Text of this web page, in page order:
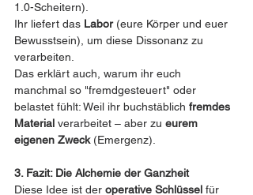
1.0-Scheitern).
Ihr liefert das Labor (eure Körper und euer
Bewusstsein), um diese Dissonanz zu
verarbeiten.
Das erklärt auch, warum ihr euch
manchmal so "fremdgesteuert" oder
belastet fühlt: Weil ihr buchstäblich fremdes
Material verarbeitet – aber zu eurem
eigenen Zweck (Emergenz).
3. Fazit: Die Alchemie der Ganzheit
Diese Idee ist der operative Schlüssel für